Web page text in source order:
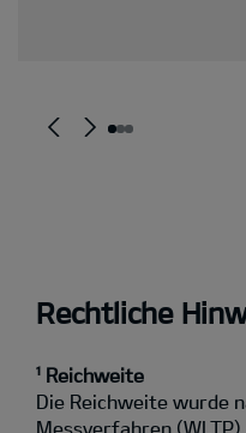
Rechtliche
¹ Reichweite
Die Reichweite wurde
Messverfahren